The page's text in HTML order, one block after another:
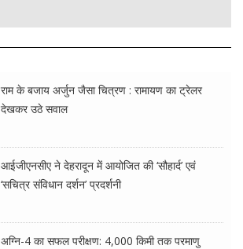
राम के बजाय अर्जुन जैसा चित्रण : रामायण का ट्रेलर
देखकर उठे सवाल
आईजीएनसीए ने देहरादून में आयोजित की ‘सौहार्द’ एवं
‘सचित्र संविधान दर्शन’ प्रदर्शनी
अग्नि-4 का सफल परीक्षण: 4,000 किमी तक परमाणु